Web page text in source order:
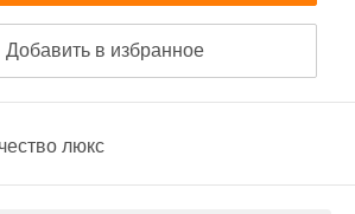
Добавить в избранное
люкс